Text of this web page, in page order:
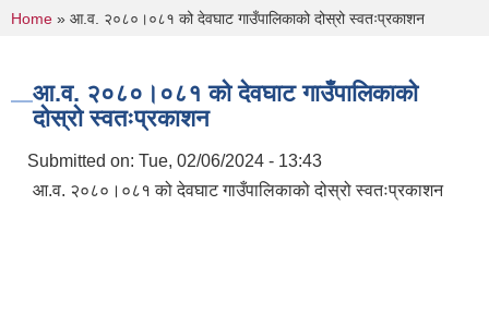
You are here
Home » आ.व. २०८०।०८१ को देवघाट गाउँपालिकाको दोस्रो स्वतःप्रकाशन
आ.व. २०८०।०८१ को देवघाट गाउँपालिकाको
दोस्रो स्वतःप्रकाशन
Submitted on: Tue, 02/06/2024 - 13:43
आ.व. २०८०।०८१ को देवघाट गाउँपालिकाको दोस्रो स्वतःप्रकाशन